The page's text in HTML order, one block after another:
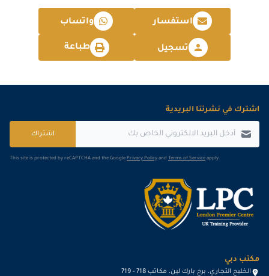
استفسار واتساب
تسجيل طباعة
اشترك في نشرتنا البريدية
اشتراك
This site is protected by reCAPTCHA and the Google Privacy Policy and Terms of Service apply.
مكتب دبي
الخليج التجاري، برج بارك لين، مكاتب 718 - 719